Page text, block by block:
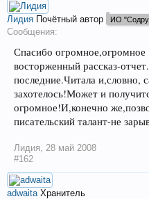
Лидия Почётный автор ИО
Сообщения:
Спасибо огромное,огромное
восторженный рассказ-
последние.Читала и,словно,
захотелось!Может и
огромное!И,конечно
писательский талант-не
Лидия, 28 май 2008
#162
adwaita Хранитель